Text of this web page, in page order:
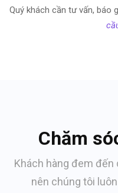
Quý khách cần tư vấn, báo
Chăm
Khách hàng đem đến
nên chúng tôi